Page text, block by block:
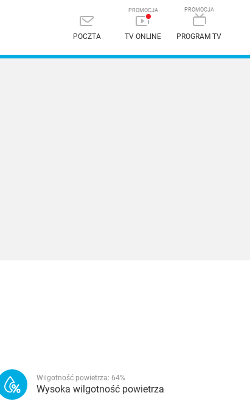
POCZTA TV ONLINE PROGRAM TV
Wilgotność powietrza: 64%
Wysoka wilgotność powietrza